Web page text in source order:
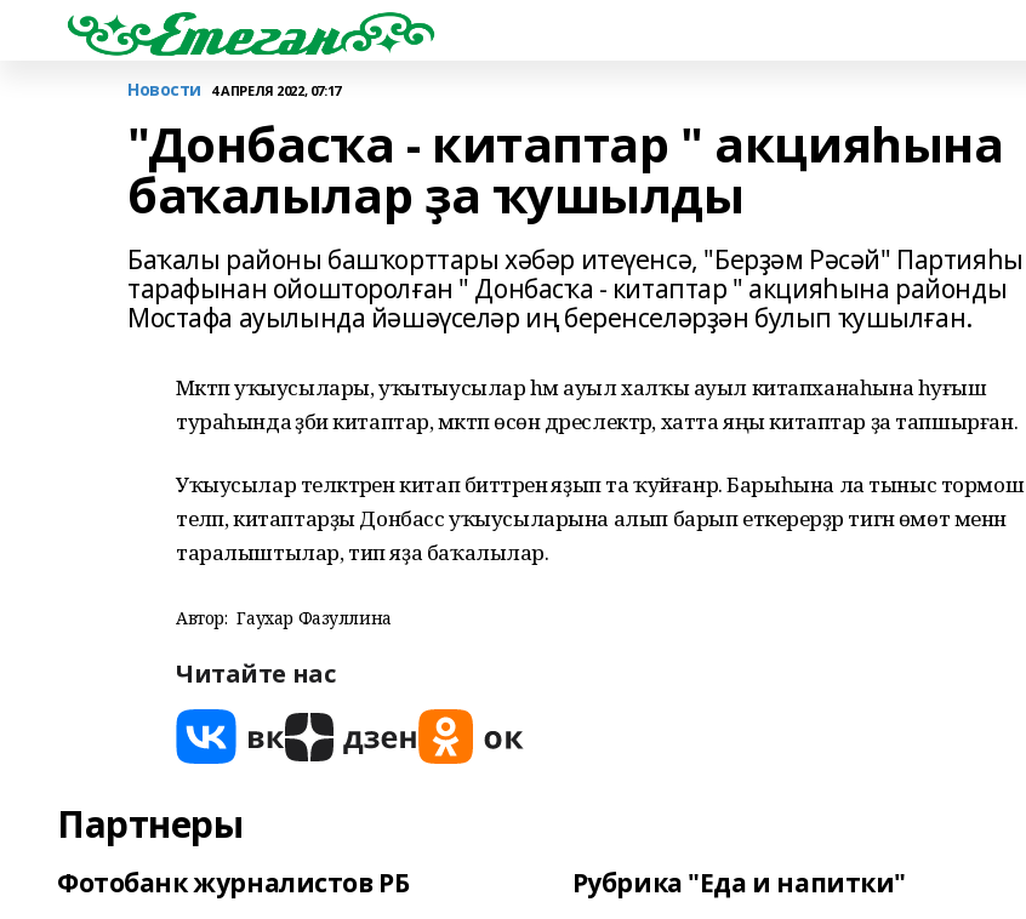
Новости 4 АПРЕЛЯ 2022, 07:17
"Донбасҡа - китаптар " акцияһына
баҡалылар ҙа ҡушылды
Баҡалы районы башҡорттары хәбәр итеүенсә, "Берҙәм Рәсәй" Партияһы
тарафынан ойошторолған " Донбасҡа - китаптар " акцияһына районды
Мостафа ауылында йәшәүселәр иң беренселәрҙән булып ҡушылған.
Мәктәп уҡыусылары, уҡытыусылар hәм ауыл халҡы ауыл китапханаһына hуғыш
тураһында әҙәби китаптар, мәктәп өсөн дәреслектәр, хатта яңы китаптар ҙа тапшырған.
Уҡыусылар теләктәрен китап биттәренә яҙып та ҡуйғанр. Барыһына ла тыныс тормош
теләп, китаптарҙы Донбасс уҡыусыларына алып барып еткерерҙәр тигән өмөт менән
таралыштылар, тип яҙа баҡалылар.
Автор: Гаухар Фазуллина
Читайте нас
Партнеры
Фотобанк журналистов РБ Рубрика "Еда и напитки"